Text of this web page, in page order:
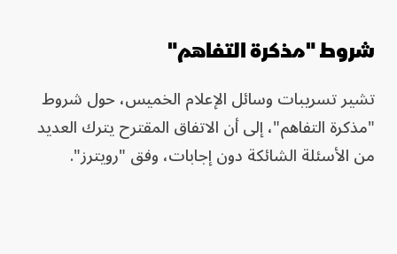
شروط "مذكرة التفاهم"
تشير تسريبات وسائل الإعلام الخميس، حول شروط
"مذكرة التفاهم"، إلى أن الاتفاق المقترح يترك العديد
من الأسئلة الشائكة دون إجابات، وفق "رويترز".